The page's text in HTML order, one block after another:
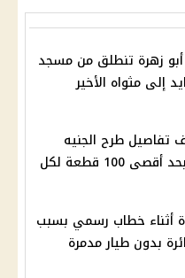
أبو زهرة تنطلق من مسجد
إلى مثواه الأخير
طرح الجنيه
المعدني الجديد بحد أقصى 100 قطعة لكل
أثناء خطاب رسمي بسبب
بدون طيار مدمرة